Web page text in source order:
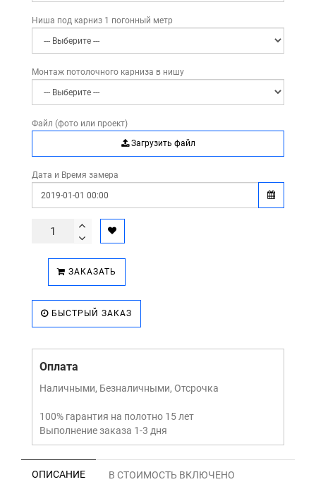
Ниша под карниз 1 погонный метр
Монтаж потолочного карниза в нишу
Файл (фото или проект)
Загрузить файл
Дата и Время замера
ЗАКАЗАТЬ
БЫСТРЫЙ ЗАКАЗ
Оплата
Наличными, Безналичными, Отсрочка
100% гарантия на полотно 15 лет
Выполнение заказа 1-3 дня
ОПИСАНИЕ В СТОИМОСТЬ ВКЛЮЧЕНО